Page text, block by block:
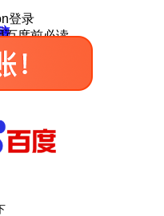
登录
百度前必读